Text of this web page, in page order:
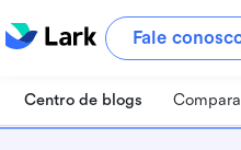
Fale
Centro de blogs